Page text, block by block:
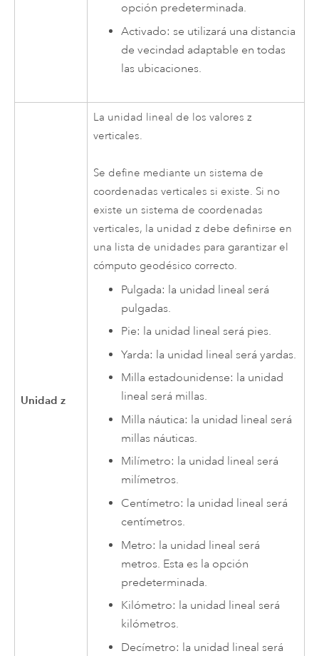
opción predeterminada.
Activado: se utilizará una distancia
de vecindad adaptable en todas
las ubicaciones.
Unidad z
La unidad lineal de los valores z
verticales.
Se define mediante un sistema de
coordenadas verticales si existe. Si no
existe un sistema de coordenadas
verticales, la unidad z debe definirse en
una lista de unidades para garantizar el
cómputo geodésico correcto.
Pulgada: la unidad lineal será
pulgadas.
Pie: la unidad lineal será pies.
Yarda: la unidad lineal será yardas.
Milla estadounidense: la unidad
lineal será millas.
Milla náutica: la unidad lineal será
millas náuticas.
Milímetro: la unidad lineal será
milímetros.
Centímetro: la unidad lineal será
centímetros.
Metro: la unidad lineal será
metros. Esta es la opción
predeterminada.
Kilómetro: la unidad lineal será
kilómetros.
Decímetro: la unidad lineal será